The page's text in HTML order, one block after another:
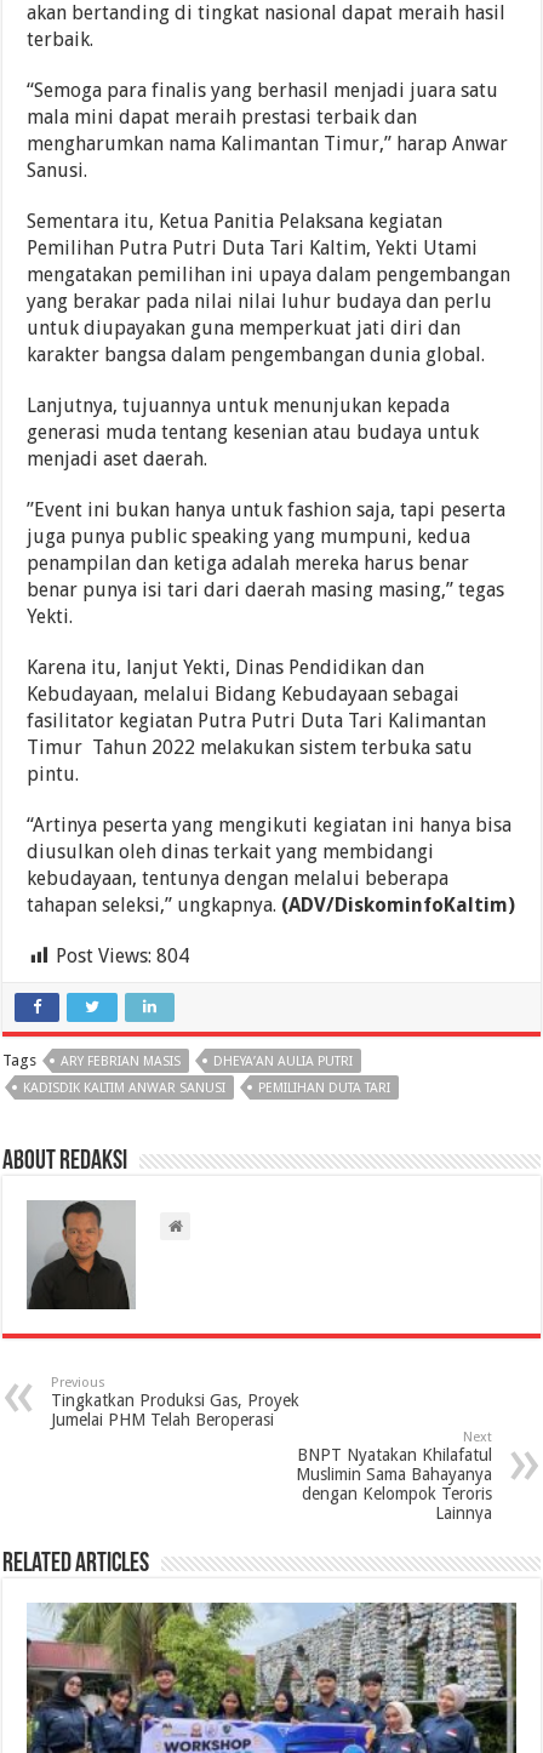
akan bertanding di tingkat nasional dapat meraih hasil
terbaik.
“Semoga para finalis yang berhasil menjadi juara satu
mala mini dapat meraih prestasi terbaik dan
mengharumkan nama Kalimantan Timur,” harap Anwar
Sanusi.
Sementara itu, Ketua Panitia Pelaksana kegiatan
Pemilihan Putra Putri Duta Tari Kaltim, Yekti Utami
mengatakan pemilihan ini upaya dalam pengembangan
yang berakar pada nilai nilai luhur budaya dan perlu
untuk diupayakan guna memperkuat jati diri dan
karakter bangsa dalam pengembangan dunia global.
Lanjutnya, tujuannya untuk menunjukan kepada
generasi muda tentang kesenian atau budaya untuk
menjadi aset daerah.
”Event ini bukan hanya untuk fashion saja, tapi peserta
juga punya public speaking yang mumpuni, kedua
penampilan dan ketiga adalah mereka harus benar
benar punya isi tari dari daerah masing masing,” tegas
Yekti.
Karena itu, lanjut Yekti, Dinas Pendidikan dan
Kebudayaan, melalui Bidang Kebudayaan sebagai
fasilitator kegiatan Putra Putri Duta Tari Kalimantan
Timur Tahun 2022 melakukan sistem terbuka satu
pintu.
“Artinya peserta yang mengikuti kegiatan ini hanya bisa
diusulkan oleh dinas terkait yang membidangi
kebudayaan, tentunya dengan melalui beberapa
tahapan seleksi,” ungkapnya. (ADV/DiskominfoKaltim)
Post Views: 804
Tags ARY FEBRIAN MASIS
DHEYA’AN AULIA PUTRI
KADISDIK KALTIM ANWAR SANUSI
PEMILIHAN DUTA TARI
About Redaksi
Previous
Tingkatkan Produksi Gas, Proyek
Jumelai PHM Telah Beroperasi
Next
BNPT Nyatakan Khilafatul
Muslimin Sama Bahayanya
dengan Kelompok Teroris
Lainnya
Related Articles